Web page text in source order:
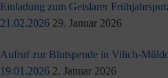
Einladung zum Geislarer
21.02.2026 29. Januar 2026
Aufruf zur Blutspende in Vilich-
19.01.2026 2. Januar 2026